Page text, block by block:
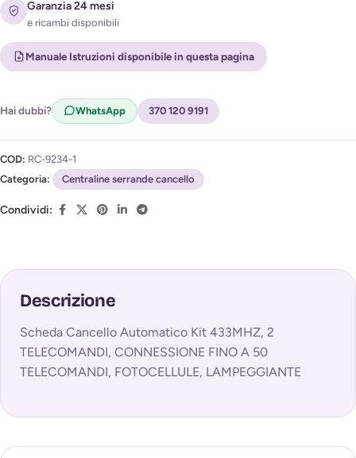
Garanzia 24 mesi
e ricambi disponibili
Manuale Istruzioni disponibile in questa pagina
Hai dubbi? WhatsApp 370 120 9191
COD: RC-9234-1
Categoria:
Centraline serrande cancello
Condividi:
Descrizione
Scheda Cancello Automatico Kit 433MHZ, 2
TELECOMANDI, CONNESSIONE FINO A 50
TELECOMANDI, FOTOCELLULE, LAMPEGGIANTE